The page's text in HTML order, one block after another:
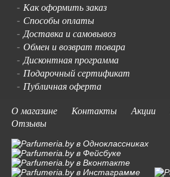
- Как оформить заказ
- Способы оплаты
-Доставка и самовывоз
- Обмен и возврат товара
-Дисконтная программа
- Подарочный сертификат
- Публичная оферта
О магазине
Контакты Акции
Отзывы